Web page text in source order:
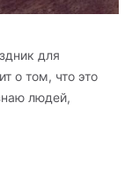
для
о том, что это
людей,